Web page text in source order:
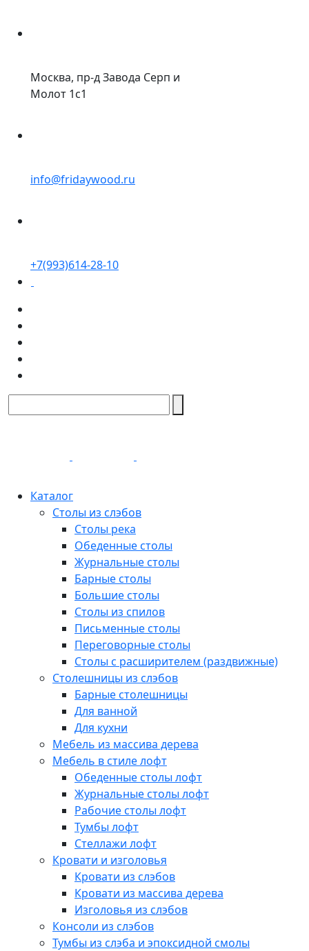
Москва, пр-д Завода Серп и
Молот 1с1
info@fridaywood.ru
+7(993)614-28-10
Каталог
Столы из слэбов
Столы река
Обеденные столы
Журнальные столы
Барные столы
Большие столы
Столы из спилов
Письменные столы
Переговорные столы
Столы с расширителем (раздвижные)
Столешницы из слэбов
Барные столешницы
Для ванной
Для кухни
Мебель из массива дерева
Мебель в стиле лофт
Обеденные столы лофт
Журнальные столы лофт
Рабочие столы лофт
Тумбы лофт
Стеллажи лофт
Кровати и изголовья
Кровати из слэбов
Кровати из массива дерева
Изголовья из слэбов
Консоли из слэбов
Тумбы из слэба и эпоксидной смолы